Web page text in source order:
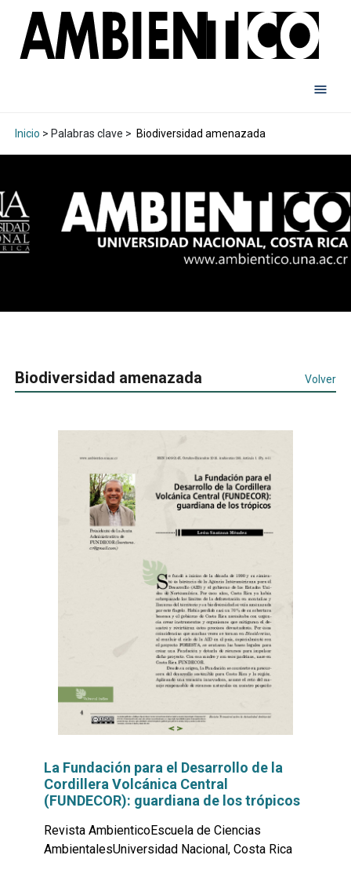
Inicio > Palabras clave > Biodiversidad amenazada
Biodiversidad amenazada Volver
La Fundación para el Desarrollo de la
Cordillera Volcánica Central
(FUNDECOR): guardiana de los trópicos
Revista AmbienticoEscuela de Ciencias
AmbientalesUniversidad Nacional, Costa Rica